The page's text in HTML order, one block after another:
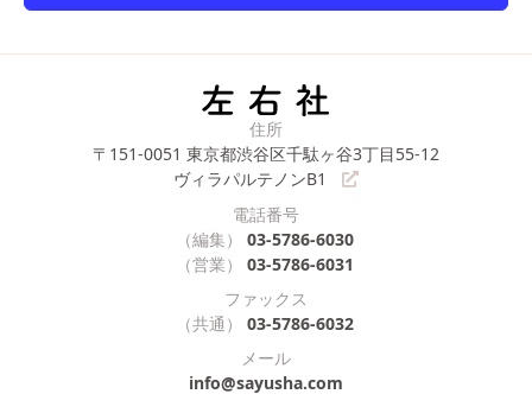
住所
〒151-0051 東京都渋谷区千駄ヶ谷3丁目55-12
ヴィラパルテノンB1
電話番号
（編集）
03-5786-6030
（営業）
03-5786-6031
ファックス
（共通）
03-5786-6032
メール
info@sayusha.com